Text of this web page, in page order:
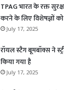
TPAG भारत के रक्त
करने के लिए विशेषज्ञों
July 17, 2025
रॉयल स्टैग बूमबॉक्स ने
किया गया है
July 17, 2025